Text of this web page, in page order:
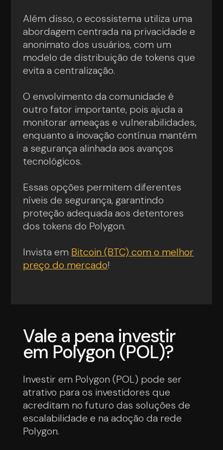
Além disso, o ecossistema utiliza uma
abordagem centrada na privacidade e
anonimato dos usuários, com um
modelo de distribuição de tokens que
evita a centralização.
O envolvimento da comunidade é
outro fator importante, pois ajuda a
monitorar ameaças e vulnerabilidades,
enquanto a inovação contínua mantém
a segurança alinhada aos avanços
tecnológicos.
Essas opções permitem diferentes
níveis de segurança, garantindo
proteção adequada aos detentores
dos tokens do Polygon.
Invista em Bitcoin (BTC) com o melhor
preço do mercado!
Vale a pena investir
em Polygon (POL)?
Investir em Polygon (POL) pode ser
atrativo para os investidores que
acreditam no futuro das soluções de
escalabilidade e na adoção da rede
Polygon.